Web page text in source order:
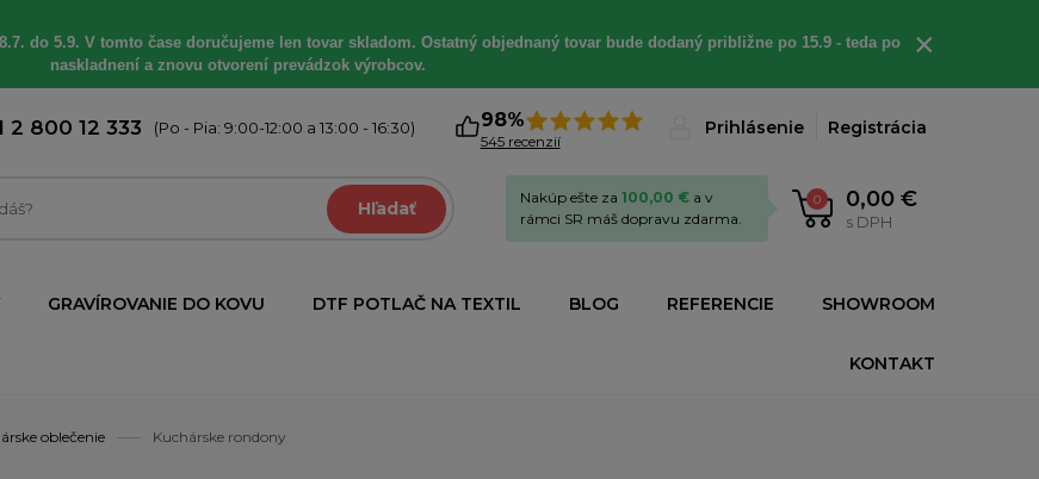
do 5.9. V tomto čase doručujeme len tovar skladom. Ostatný objednaný tovar bude dodaný približne po 15.9 - teda po
naskladnení a znovu otvorení prevádzok výrobcov.
×
2 800 12 333 (Po - Pia: 9:00-12:00 a 13:00 - 16:30) 98%
545 recenzií
Prihlásenie Registrácia
Hľadať 0 0,00 €
s DPH
Nakúp ešte za 100,00 € a v
rámci SR máš dopravu zdarma.
GRAVÍROVANIE DO KOVU DTF POTLAČ NA TEXTIL BLOG REFERENCIE SHOWROOM
KONTAKT
oblečenie Kuchárske rondony